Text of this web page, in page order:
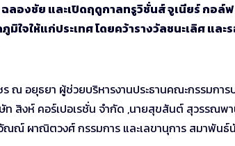
องชัย และเปิดฤดูกาลทรูวิชั่นส์ จูเนียร์ กอล์
ใจให้แก่ประเทศ โดยคว้ารางวัลชนะเลิศ แล
ณ อยุธยา ผู้ช่วยบริหารงานประธานคณะกรรมการ
ท สิงห์ คอร์เปอเรชั่น จำกัด ,นายสุขสันต์ สุวรรณ
ณณ์ ผาณิตวงศ์ กรรมการ และเลขานุการ สมาพัน